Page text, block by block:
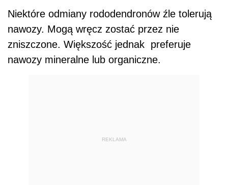
Niektóre odmiany rododendronów źle tolerują
nawozy. Mogą wręcz zostać przez nie
zniszczone. Większość jednak preferuje
nawozy mineralne lub organiczne.
REKLAMA